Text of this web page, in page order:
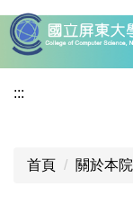
跳
到
主
內
:::
首頁 關於本院